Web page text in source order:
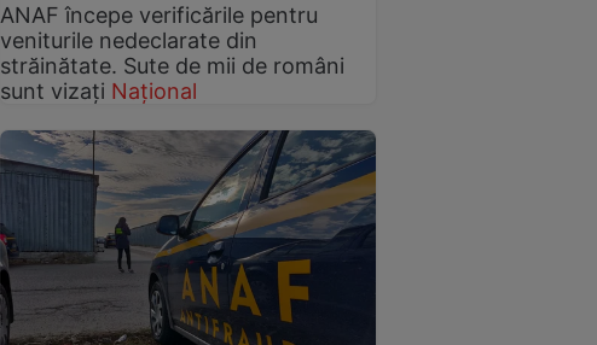
ANAF începe verificările pentru
veniturile nedeclarate din
străinătate. Sute de mii de români
sunt vizați Național